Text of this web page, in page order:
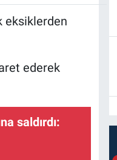
eksiklerden
ederek
saldırdı: